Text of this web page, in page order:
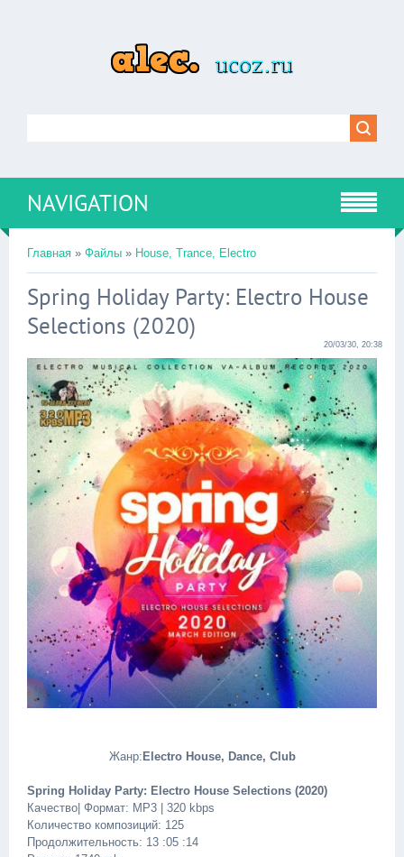
NAVIGATION
Главная » Файлы » House, Trance, Electro
Spring Holiday Party: Electro House
Selections (2020)
20/03/30, 20:38
Жанр: Electro House, Dance, Club
Spring Holiday Party: Electro House Selections (2020)
Качество| Формат: MP3 | 320 kbps
Количество композиций: 125
Продолжительность: 13 :05 :14